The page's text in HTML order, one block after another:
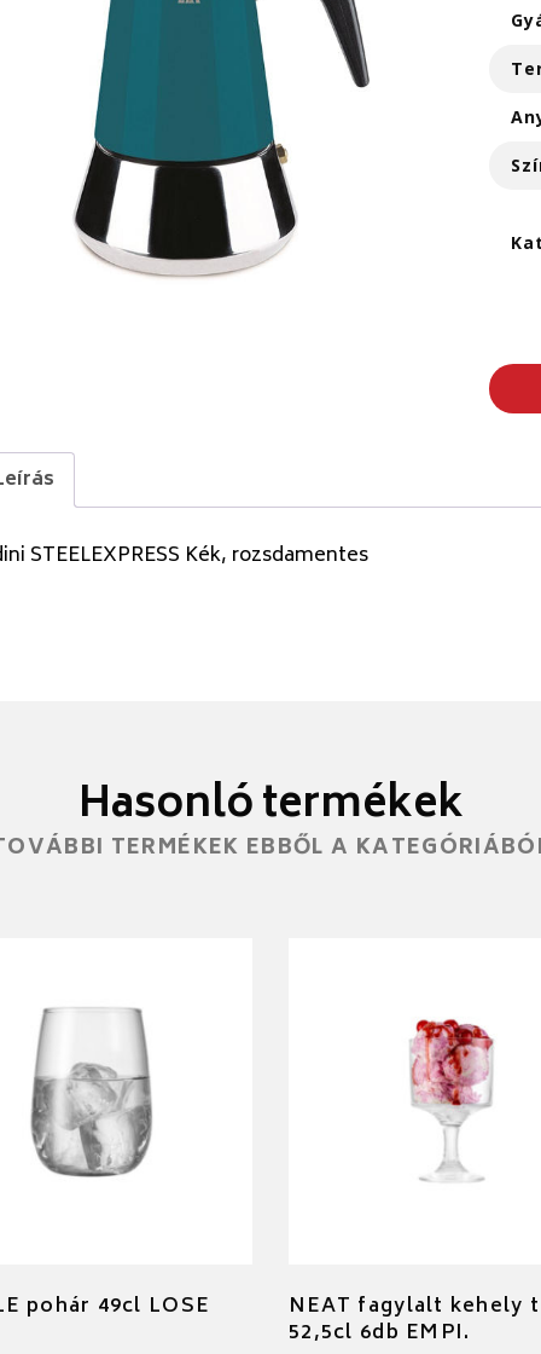
STEELEXPRESS Kék, rozsdamentes
Hasonló termékek
TERMÉKEK EBBŐL A
pohár 49cl LOSE NEAT fagylalt kehely
52,5cl 6db EMPI.